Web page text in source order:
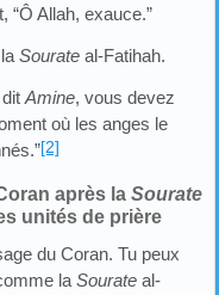
“Ô Allah, exauce.”
laSourate al-Fatihah.
ditAmine, vous devez
où les anges le
[2]
après la Sourate
unités de prière
du Coran. Tu peux
laSourate al-